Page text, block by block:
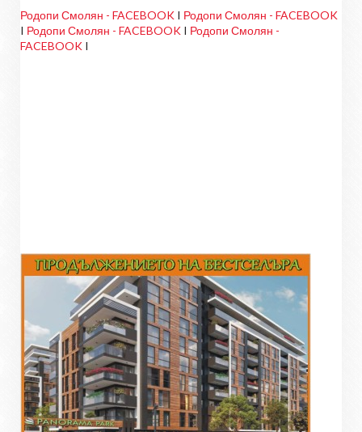
Родопи Смолян - FACEBOOK I Родопи Смолян - FACEBOOK
I Родопи Смолян - FACEBOOK I Родопи Смолян -
FACEBOOK I